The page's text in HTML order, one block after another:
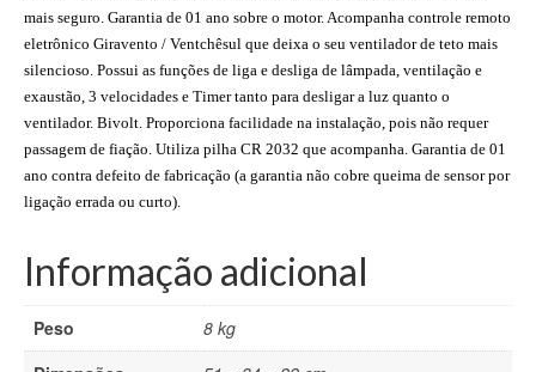
mais seguro. Garantia de 01 ano sobre o motor. Acompanha controle remoto
eletrônico Giravento / Ventchêsul que deixa o seu ventilador de teto mais
silencioso. Possui as funções de liga e desliga de lâmpada, ventilação e
exaustão, 3 velocidades e Timer tanto para desligar a luz quanto o
ventilador. Bivolt. Proporciona facilidade na instalação, pois não requer
passagem de fiação. Utiliza pilha CR 2032 que acompanha. Garantia de 01
ano contra defeito de fabricação (a garantia não cobre queima de sensor por
ligação errada ou curto).
Informação adicional
Peso
8 kg